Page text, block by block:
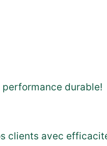
durable!
clients avec